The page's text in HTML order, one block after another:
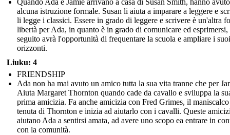
Quando Ada e Jamie arrivano a casa di Susan Smith, hanno avuto
alcuna istruzione formale. Susan li aiuta a imparare a leggere e
li legge i classici. Essere in grado di leggere e scrivere è un'altra
libertà per Ada, in quanto è in grado di comunicare ed esprimersi,
seguito avrà l'opportunità di frequentare la scuola e ampliare i suoi
orizzonti.
Liuku: 4
FRIENDSHIP
Ada non ha mai avuto un amico tutta la sua vita tranne che per
Aiuta Margaret Thornton quando cade da cavallo e sviluppa la
prima amicizia. Fa anche amicizia con Fred Grimes, il
tenuta di Thornton e inizia ad aiutarlo con i cavalli. Queste
aiutano Ada a sentirsi amata, ad avere uno scopo ea entrare in
con la comunità.